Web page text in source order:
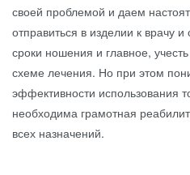
своей проблемой и даем
отправиться в изделии к врачу
сроки ношения и главное,
схеме лечения. Но при этом
эффективности использования
необходима грамотная
всех назначений.